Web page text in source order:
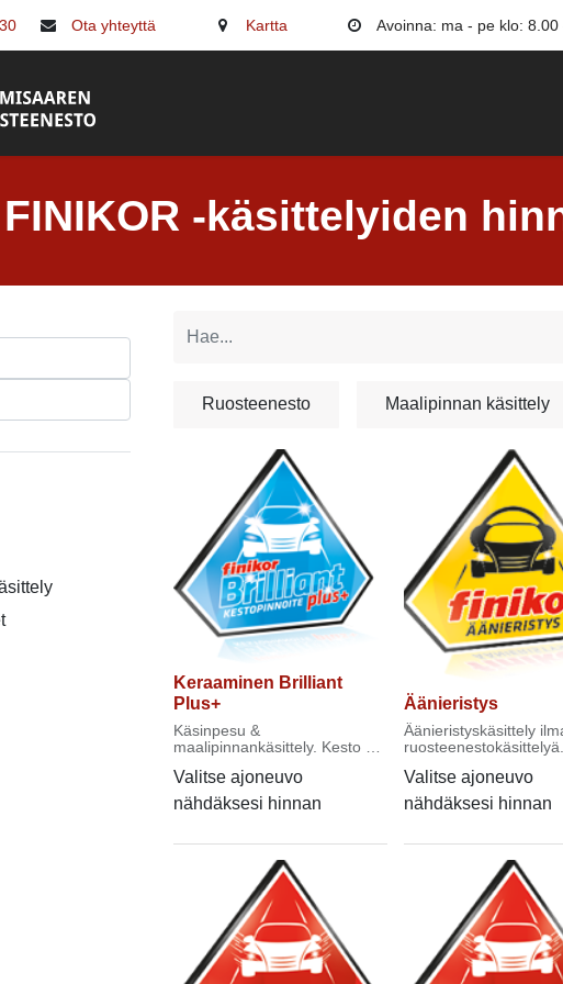
Ota yhteyttä Kartta Avoinna: ma - pe klo: 8.00
-käsittelyiden
Ruosteenesto Maalipinnan käsittely
Keraaminen Brilliant
Plus+
Käsinpesu &
maalipinnankäsittely. Kesto 3
Valitse ajoneuvo
nähdäksesi hinnan
Äänieristys
Äänieristyskäsittely
ruosteenestokäsittelyä.
Valitse ajoneuvo
nähdäksesi hinnan